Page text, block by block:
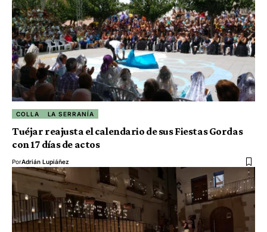
COLLA LA SERRANÍA
Tuéjar reajusta el calendario de sus Fiestas Gordas
con 17 días de actos
PorAdrián Lupiáñez